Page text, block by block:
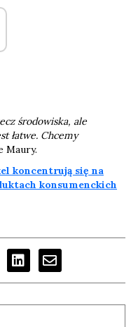
środowiska, ale
łatwe. Chcemy
Maury.
koncentrują się na
konsumenckich